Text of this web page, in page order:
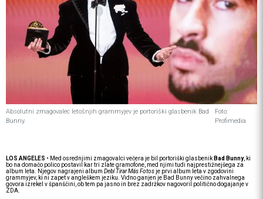
Absolutni zmagovalec letošnjih grammyjev je portoriški glasbenik Bad
Bunny.
Foto:
Profimedia
LOS ANGELES • Med osrednjimi zmagovalci večera je bil portoriški glasbenik Bad Bunny, ki
bo na domačo polico postavil kar tri zlate gramofone, med njimi tudi najprestižnejšega za
album leta. Njegov nagrajeni album Debí Tirar Más Fotosje prvi album leta v zgodovini
grammyjev, ki ni zapet v angleškem jeziku. Vidno ganjen je Bad Bunny večino zahvalnega
govora izrekel v španščini, ob tem pa jasno in brez zadržkov nagovoril politično dogajanje v
ZDA.